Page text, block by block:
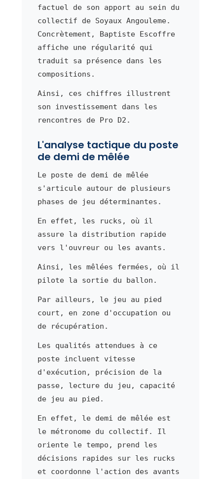
factuel de son apport au sein du
collectif de Soyaux Angouleme.
Concrètement, Baptiste Escoffre
affiche une régularité qui
traduit sa présence dans les
compositions.
Ainsi, ces chiffres illustrent
son investissement dans les
rencontres de Pro D2.
L'analyse tactique du poste
de demi de mêlée
Le poste de demi de mêlée
s'articule autour de plusieurs
phases de jeu déterminantes.
En effet, les rucks, où il
assure la distribution rapide
vers l'ouvreur ou les avants.
Ainsi, les mêlées fermées, où il
pilote la sortie du ballon.
Par ailleurs, le jeu au pied
court, en zone d'occupation ou
de récupération.
Les qualités attendues à ce
poste incluent vitesse
d'exécution, précision de la
passe, lecture du jeu, capacité
de jeu au pied.
En effet, le demi de mêlée est
le métronome du collectif. Il
oriente le tempo, prend les
décisions rapides sur les rucks
et coordonne l'action des avants